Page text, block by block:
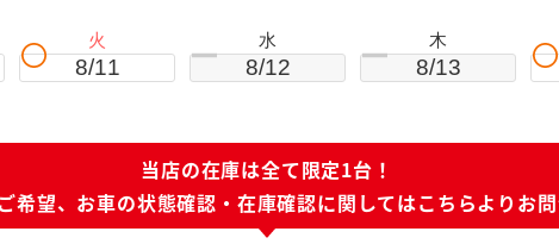
火
8/11
水
8/12
木
8/13
当店の在庫は全て限定1台！
希望、お車の状態確認・ 在庫確認に関してはこちらより お